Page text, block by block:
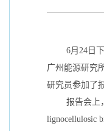
6月24日
广州能源研究
研究员参加了
报告会上
lignocellulosic